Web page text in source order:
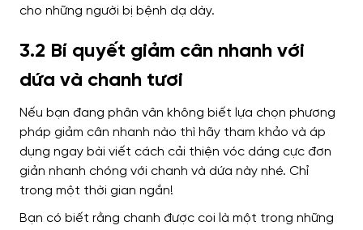
cho những người bị bệnh dạ dày.
3.2 Bí quyết giảm cân nhanh với
dứa và chanh tươi
Nếu bạn đang phân vân không biết lựa chọn phương
pháp giảm cân nhanh nào thì hãy tham khảo và áp
dụng ngay bài viết cách cải thiện vóc dáng cực đơn
giản nhanh chóng với chanh và dứa này nhé. Chỉ
trong một thời gian ngắn!
Bạn có biết rằng chanh được coi là một trong những